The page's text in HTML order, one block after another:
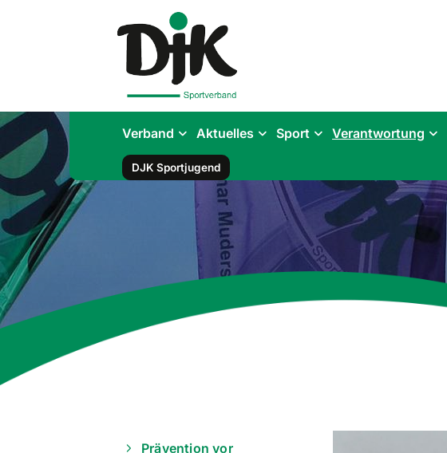
Verband Aktuelles Sport Verantwortung
DJK Sportjugend
Prävention vor